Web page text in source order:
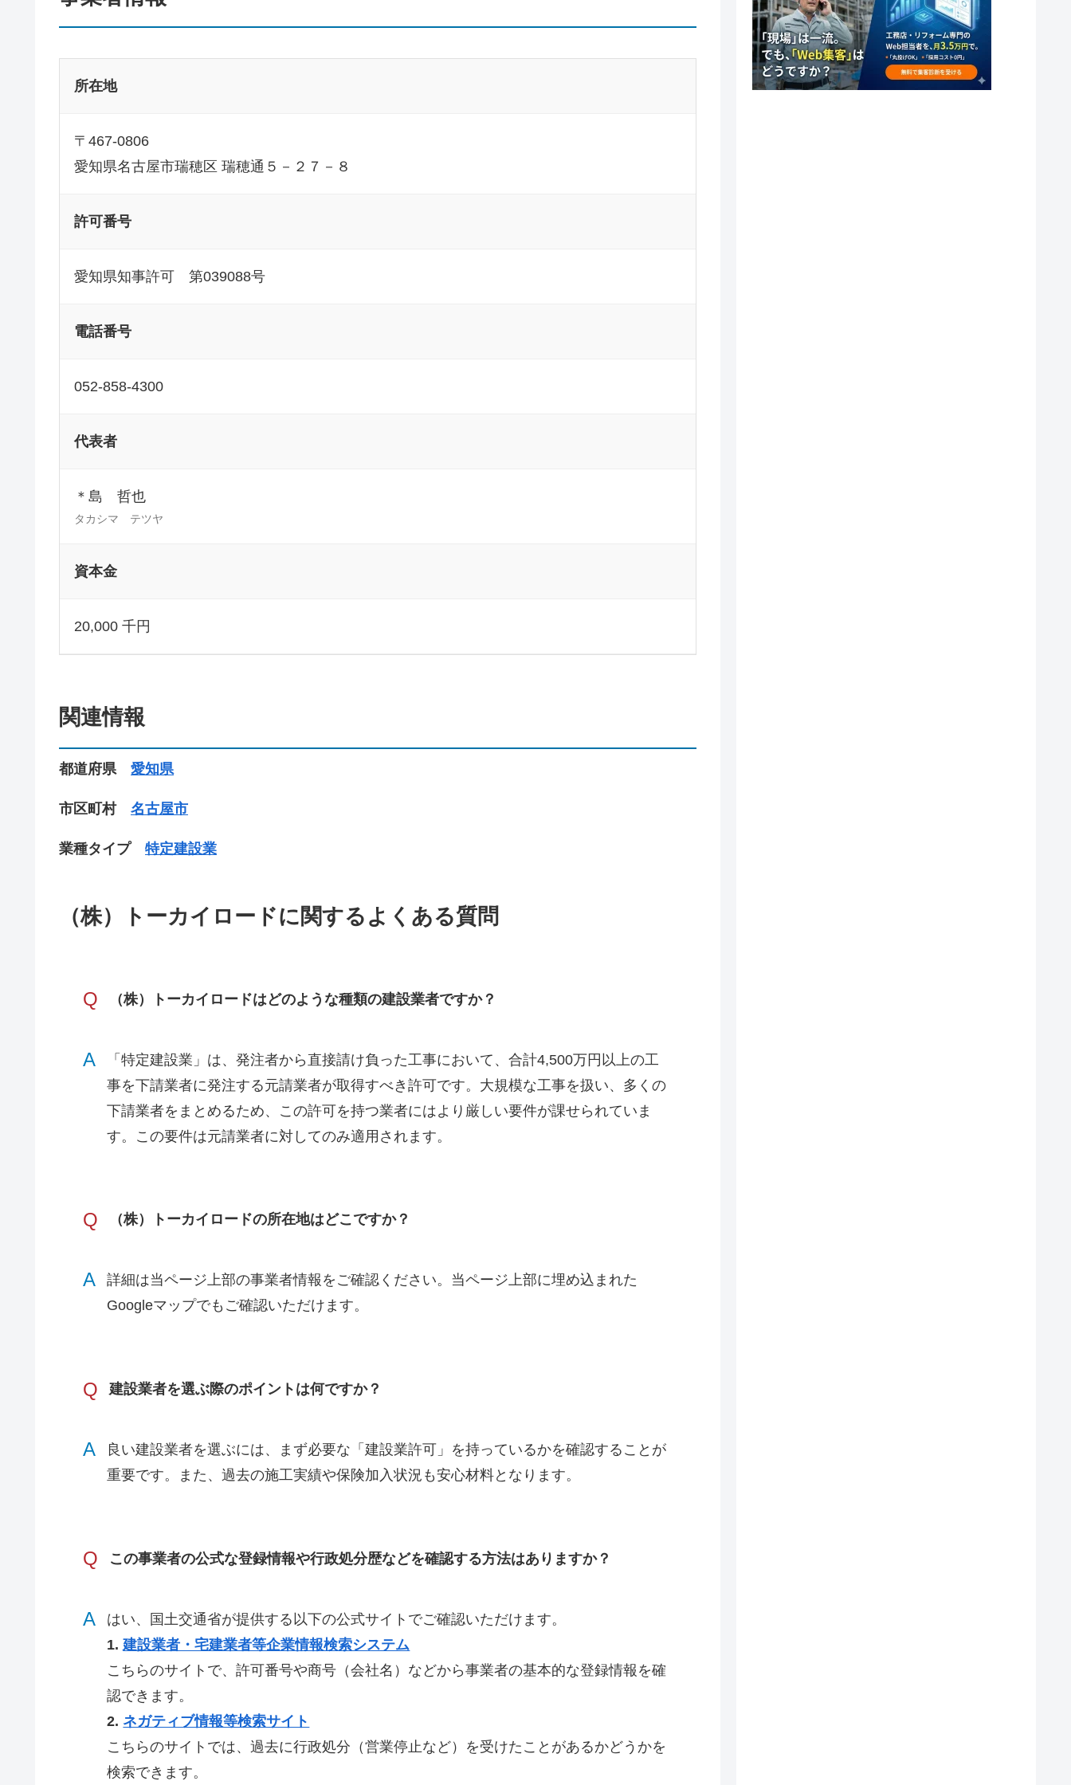
所在地
〒467-0806
愛知県名古屋市瑞穂区 瑞穂通５－２７－８
許可番号
愛知県知事許可 第039088号
電話番号
052-858-4300
代表者
＊島 哲也
タカシマ テツヤ
資本金
20,000 千円
関連情報
都道府県 愛知県
市区町村 名古屋市
業種タイプ 特定建設業
（株）トーカイロードに関するよくある質問
Q （株）トーカイロードはどのような種類の建設業者ですか？
A
「特定建設業」は、発注者から直接請け負った工事において、合計4,500万円以上の工
事を下請業者に発注する元請業者が取得すべき許可です。大規模な工事を扱い、多くの
下請業者をまとめるため、この許可を持つ業者にはより厳しい要件が課せられていま
す。この要件は元請業者に対してのみ適用されます。
Q （株）トーカイロードの所在地はどこですか？
A
詳細は当ページ上部の事業者情報をご確認ください。当ページ上部に埋め込まれた
Googleマップでもご確認いただけます。
Q 建設業者を選ぶ際のポイントは何ですか？
A
良い建設業者を選ぶには、まず必要な「建設業許可」を持っているかを確認することが
重要です。また、過去の施工実績や保険加入状況も安心材料となります。
Q この事業者の公式な登録情報や行政処分歴などを確認する方法はありますか？
A
はい、国土交通省が提供する以下の公式サイトでご確認いただけます。
1.建設業者・宅建業者等企業情報検索システム
こちらのサイトで、許可番号や商号（会社名）などから事業者の基本的な登録情報を確
認できます。
2.ネガティブ情報等検索サイト
こちらのサイトでは、過去に行政処分（営業停止など）を受けたことがあるかどうかを
検索できます。